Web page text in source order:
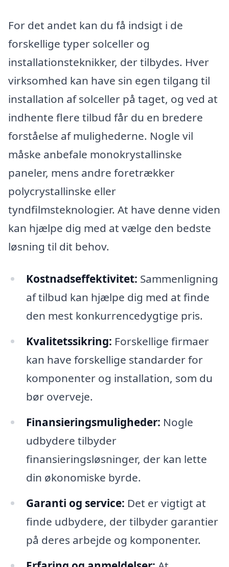
For det andet kan du få indsigt i de
forskellige typer solceller og
installationsteknikker, der tilbydes. Hver
virksomhed kan have sin egen tilgang til
installation af solceller på taget, og ved at
indhente flere tilbud får du en bredere
forståelse af mulighederne. Nogle vil
måske anbefale monokrystallinske
paneler, mens andre foretrækker
polycrystallinske eller
tyndfilmsteknologier. At have denne viden
kan hjælpe dig med at vælge den bedste
løsning til dit behov.
Kostnadseffektivitet: Sammenligning
af tilbud kan hjælpe dig med at finde
den mest konkurrencedygtige pris.
Kvalitetssikring: Forskellige firmaer
kan have forskellige standarder for
komponenter og installation, som du
bør overveje.
Finansieringsmuligheder: Nogle
udbydere tilbyder
finansieringsløsninger, der kan lette
din økonomiske byrde.
Garanti og service: Det er vigtigt at
finde udbydere, der tilbyder garantier
på deres arbejde og komponenter.